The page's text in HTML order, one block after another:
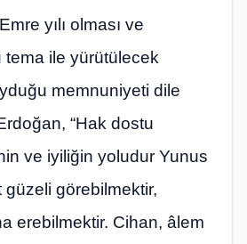
yılı olması ve
tema ile yürütülecek
memnuniyeti dile
“Hak dostu
ve iyiliğin yoludur Yunus
güzeli görebilmektir,
erebilmektir. Cihan, âlem